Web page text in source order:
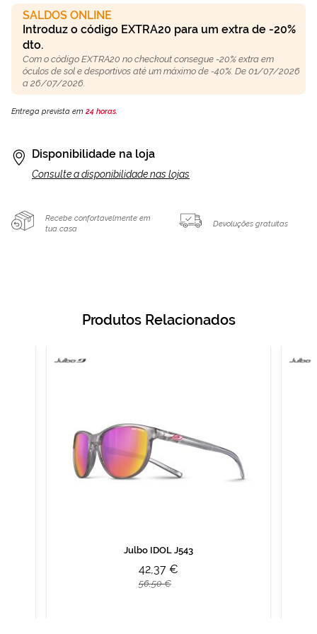
SALDOS ONLINE
Introduz o código EXTRA20 para um extra de -20%
dto.
Com o código EXTRA20 no checkout consegue -20% extra em
óculos de sol e desportivos até um máximo de -40%. De 01/07/2026
a 26/07/2026.
Entrega prevista em24 horas.
Disponibilidade na loja
Consulte a disponibilidade nas lojas
Recebe confortavelmente em
tua casa
Devoluções gratuitas
Produtos Relacionados
Julbo IDOL J543
42,37 €
56,50 €